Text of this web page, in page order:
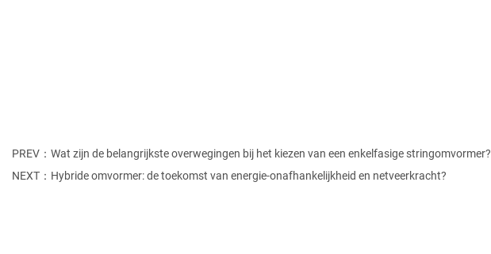
PREV：Wat zijn de belangrijkste overwegingen bij het kiezen van een enkelfasige stringomvormer?
NEXT：Hybride omvormer: de toekomst van energie-onafhankelijkheid en netveerkracht?